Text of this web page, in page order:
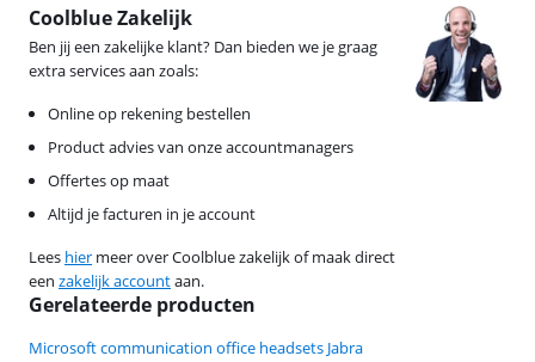
Coolblue Zakelijk
Ben jij een zakelijke klant? Dan bieden we je graag
extra services aan zoals:
Online op rekening bestellen
Product advies van onze accountmanagers
Offertes op maat
Altijd je facturen in je account
Lees hier meer over Coolblue zakelijk of maak direct
een zakelijk accountaan.
Gerelateerde producten
Microsoft communication office headsets Jabra